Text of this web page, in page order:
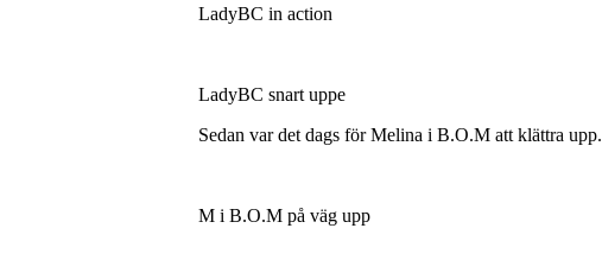
LadyBC in action
LadyBC snart uppe
Sedan var det dags för Melina i B.O.M att klättra upp.
M i B.O.M på väg upp